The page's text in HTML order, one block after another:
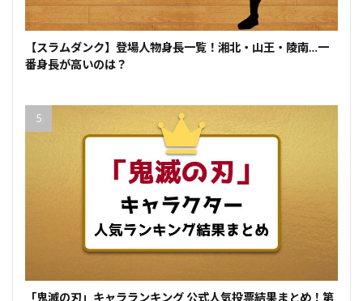
【スラムダンク】登場人物身長一覧！湘北・山王・陵南…一
番身長が高いのは？
「鬼滅の刃」キャラランキング 公式人気投票結果まとめ！第